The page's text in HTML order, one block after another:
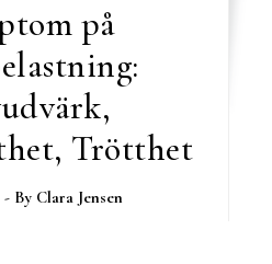
på
Trötthet
- By Clara Jensen